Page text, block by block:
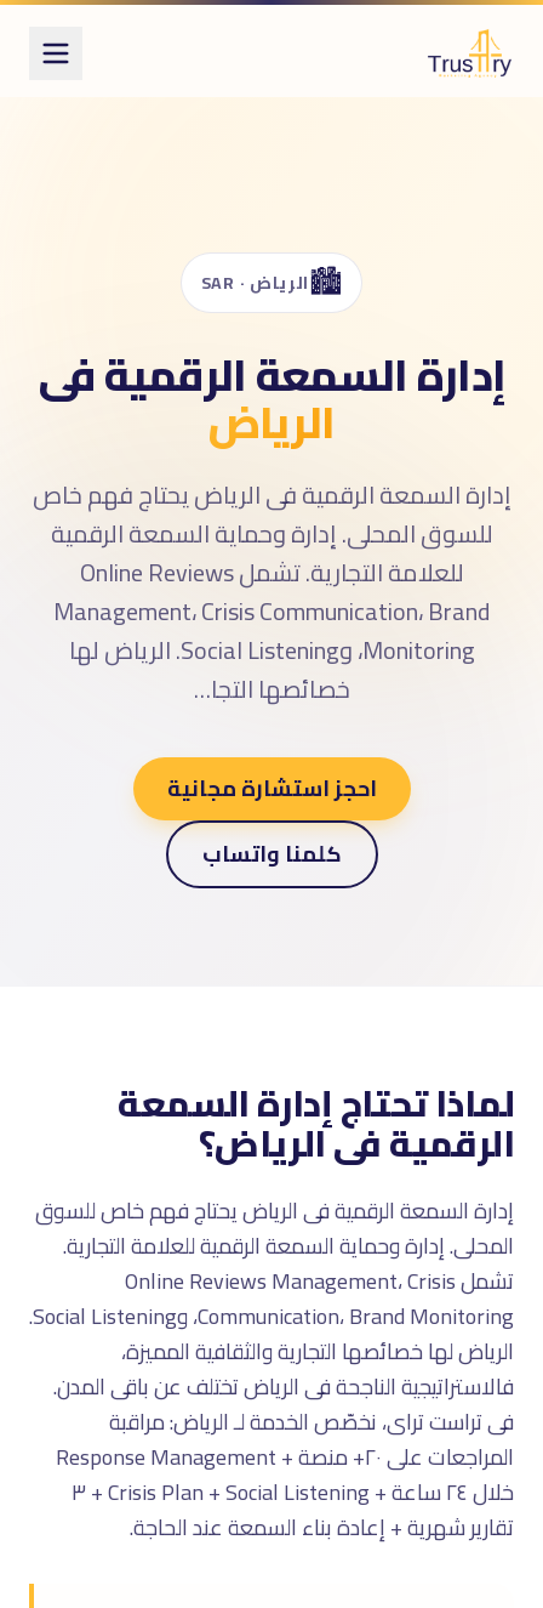
🏙️الرياض · SAR
إدارة السمعة الرقمية فى
الرياض
إدارة السمعة الرقمية فى الرياض يحتاج فهم خاص
للسوق المحلى. إدارة وحماية السمعة الرقمية
للعلامة التجارية. تشمل Online Reviews
Management، Crisis Communication، Brand
Monitoring، وSocial Listening. الرياض لها
خصائصها التجا…
احجز استشارة مجانية
كلمنا واتساب
لماذا تحتاج إدارة السمعة
الرقمية فى الرياض؟
إدارة السمعة الرقمية فى الرياض يحتاج فهم خاص للسوق
المحلى. إدارة وحماية السمعة الرقمية للعلامة التجارية.
تشمل Online Reviews Management، Crisis
Communication، Brand Monitoring، وSocial Listening.
الرياض لها خصائصها التجارية والثقافية المميزة،
فالاستراتيجية الناجحة فى الرياض تختلف عن باقى المدن.
فى تراست تراى، نخصّص الخدمة لـ الرياض: مراقبة
المراجعات على ٢٠+ منصة + Response Management
خلال ٢٤ ساعة + Crisis Plan + Social Listening + ٣
تقارير شهرية + إعادة بناء السمعة عند الحاجة.